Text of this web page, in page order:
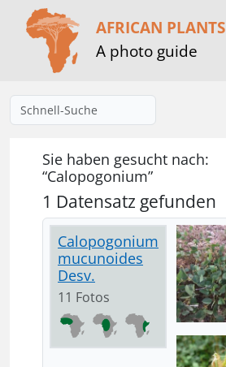
AFRICAN PLANTS
A photo guide
Sie haben gesucht nach:
“Calopogonium”
1 Datensatz gefunden
Calopogonium
mucunoides
Desv.
11 Fotos